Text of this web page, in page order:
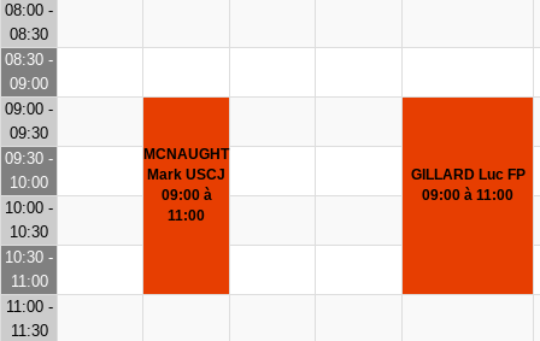
08:00 -
08:30
08:30 -
09:00
09:00 -
09:30
MCNAUGHT
Mark USCJ
09:00 à
11:00
GILLARD Luc FP
09:00 à 11:00
09:30 -
10:00
10:00 -
10:30
10:30 -
11:00
11:00 -
11:30